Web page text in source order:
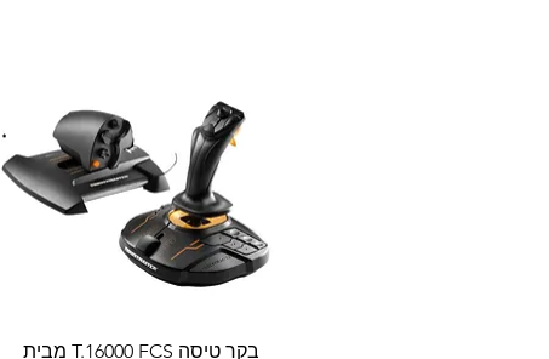
בקר טיסה T.16000 FCS מבית